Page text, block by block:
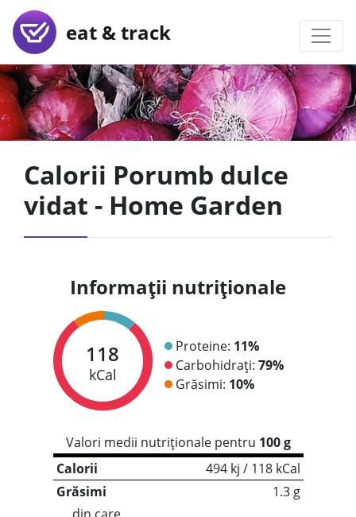
eat & track
Calorii Porumb dulce
vidat - Home Garden
Informații nutriționale
118
kCal
Proteine: 11%
Carbohidrați: 79%
Grăsimi: 10%
Valori medii nutriționale pentru 100 g
Calorii
494 kj / 118 kCal
Grăsimi
1.3 g